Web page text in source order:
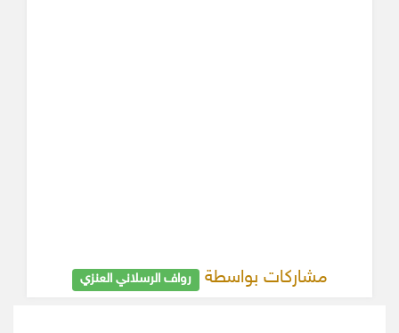
مشاركات بواسطة رواف الرسلاني العنزي